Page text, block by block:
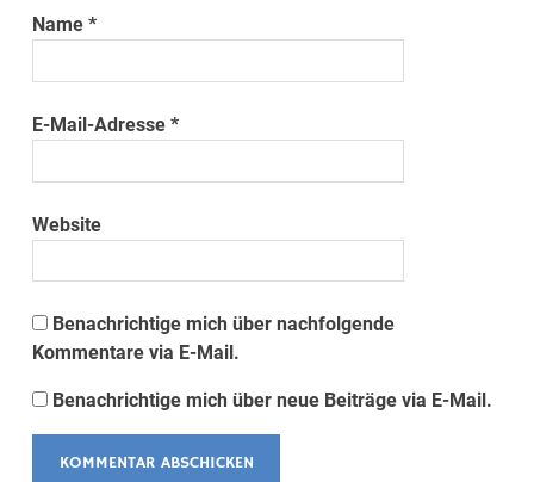
Name*
E-Mail-Adresse*
Website
Benachrichtige mich über nachfolgende
Kommentare via E-Mail.
Benachrichtige mich über neue Beiträge via E-Mail.